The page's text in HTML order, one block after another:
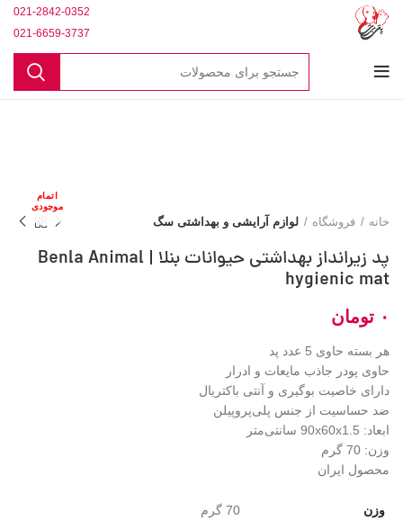
021-2842-0352
021-6659-3737
اتمام
موجودی
خانه فروشگاه لوازم آرایشی و بهداشتی سگ
پد زیرانداز بهداشتی حیوانات بنلا | Benla Animal
hygienic mat
تومان
هر بسته حاوی 5 عدد پد
حاوی پودر جاذب مایعات و ادرار
دارای خاصیت بوگیری و آنتی باکتریال
ضد حساسیت از جنس پلی‌پروپیلن
ابعاد: 90x60x1.5 سانتی‌متر
وزن: 70 گرم
محصول ایران
وزن 70 گرم